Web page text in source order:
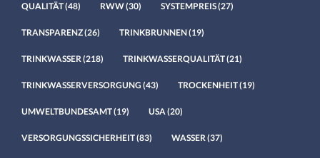
QUALITÄT(48) RWW(30) SYSTEMPREIS(27)
TRANSPARENZ(26) TRINKBRUNNEN(19)
TRINKWASSER(218) TRINKWASSERQUALITÄT(21)
TRINKWASSERVERSORGUNG (43) TROCKENHEIT(19)
UMWELTBUNDESAMT(19) USA(20)
VERSORGUNGSSICHERHEIT(83) WASSER(37)